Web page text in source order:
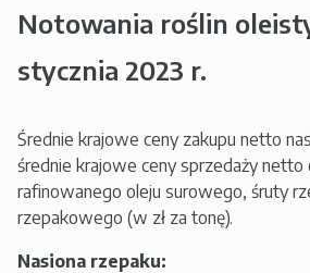
Notowania roślin
stycznia 2023 r.
Średnie krajowe ceny zakupu netto
średnie krajowe ceny sprzedaży
rafinowanego oleju surowego, śruty
rzepakowego (w zł za tonę).
Nasiona rzepaku: